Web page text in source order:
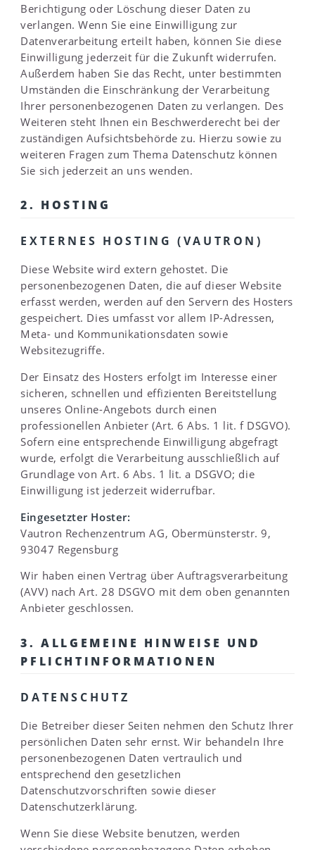
Berichtigung oder Löschung dieser Daten zu
verlangen. Wenn Sie eine Einwilligung zur
Datenverarbeitung erteilt haben, können Sie diese
Einwilligung jederzeit für die Zukunft widerrufen.
Außerdem haben Sie das Recht, unter bestimmten
Umständen die Einschränkung der Verarbeitung
Ihrer personenbezogenen Daten zu verlangen. Des
Weiteren steht Ihnen ein Beschwerderecht bei der
zuständigen Aufsichtsbehörde zu. Hierzu sowie zu
weiteren Fragen zum Thema Datenschutz können
Sie sich jederzeit an uns wenden.
2. HOSTING
EXTERNES HOSTING (VAUTRON)
Diese Website wird extern gehostet. Die
personenbezogenen Daten, die auf dieser Website
erfasst werden, werden auf den Servern des Hosters
gespeichert. Dies umfasst vor allem IP-Adressen,
Meta- und Kommunikationsdaten sowie
Websitezugriffe.
Der Einsatz des Hosters erfolgt im Interesse einer
sicheren, schnellen und effizienten Bereitstellung
unseres Online-Angebots durch einen
professionellen Anbieter (Art. 6 Abs. 1 lit. f DSGVO).
Sofern eine entsprechende Einwilligung abgefragt
wurde, erfolgt die Verarbeitung ausschließlich auf
Grundlage von Art. 6 Abs. 1 lit. a DSGVO; die
Einwilligung ist jederzeit widerrufbar.
Eingesetzter Hoster:
Vautron Rechenzentrum AG, Obermünsterstr. 9,
93047 Regensburg
Wir haben einen Vertrag über Auftragsverarbeitung
(AVV) nach Art. 28 DSGVO mit dem oben genannten
Anbieter geschlossen.
3. ALLGEMEINE HINWEISE UND
PFLICHTINFORMATIONEN
DATENSCHUTZ
Die Betreiber dieser Seiten nehmen den Schutz Ihrer
persönlichen Daten sehr ernst. Wir behandeln Ihre
personenbezogenen Daten vertraulich und
entsprechend den gesetzlichen
Datenschutzvorschriften sowie dieser
Datenschutzerklärung.
Wenn Sie diese Website benutzen, werden